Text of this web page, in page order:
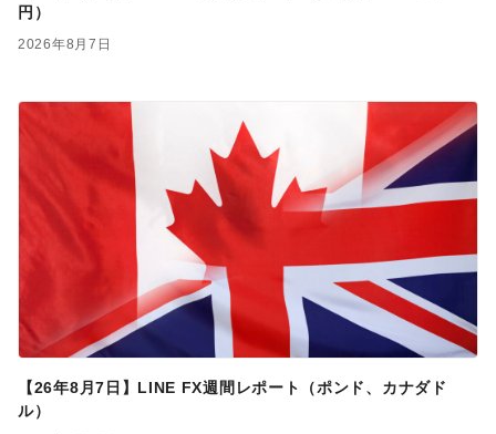
円）
2026年8月7日
【26年8月7日】LINE FX週間レポート（ポンド、カナダド
ル）